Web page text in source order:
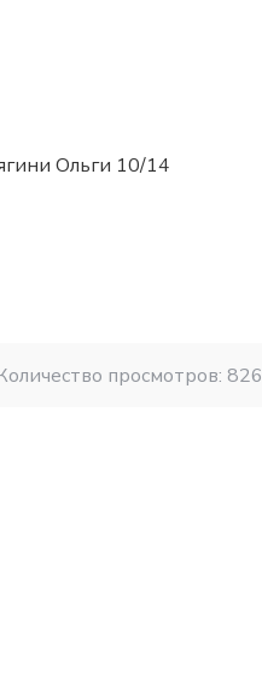
Ольги 10/14
просмотров: 826